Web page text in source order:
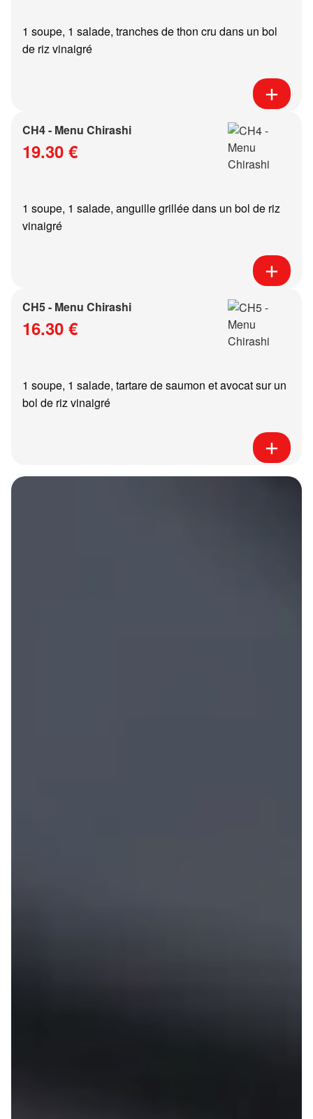
1 soupe, 1 salade, tranches de thon cru dans un bol
de riz vinaigré
CH4 - Menu Chirashi
19.30 €
1 soupe, 1 salade, anguille grillée dans un bol de riz
vinaigré
CH5 - Menu Chirashi
16.30 €
1 soupe, 1 salade, tartare de saumon et avocat sur un
bol de riz vinaigré